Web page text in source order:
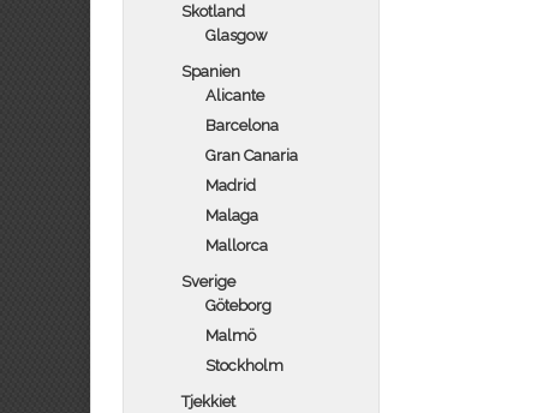
Skotland
Glasgow
Spanien
Alicante
Barcelona
Gran Canaria
Madrid
Malaga
Mallorca
Sverige
Göteborg
Malmö
Stockholm
Tjekkiet